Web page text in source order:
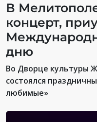
В
концерт,
дню
Во Дворце культуры
состоялся
любимые»